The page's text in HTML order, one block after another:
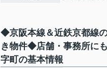
◆京阪本線＆近鉄京都線
き物件◆店舗・事務所に
字町の基本情報